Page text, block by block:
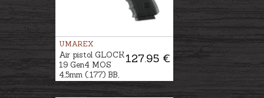
UMAREX
127.95 €
Air pistol GLOCK
19 Gen4 MOS
4,5mm (.177) BB,